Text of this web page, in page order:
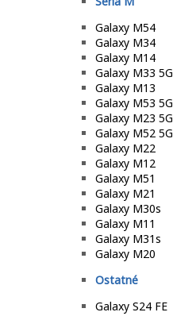
Galaxy M54
Galaxy M34
Galaxy M14
Galaxy M33 5G
Galaxy M13
Galaxy M53 5G
Galaxy M23 5G
Galaxy M52 5G
Galaxy M22
Galaxy M12
Galaxy M51
Galaxy M21
Galaxy M30s
Galaxy M11
Galaxy M31s
Galaxy M20
Ostatné
Galaxy S24 FE